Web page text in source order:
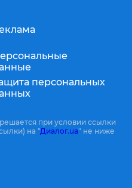
персональных
при условии ссылки
на "Диалог.ua" не ниже